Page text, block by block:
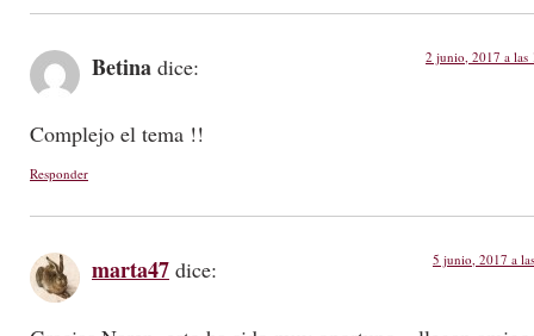
Betina dice: 2 junio, 2017 a las
Complejo el tema !!
Responder
marta47 dice: 5 junio, 2017 a